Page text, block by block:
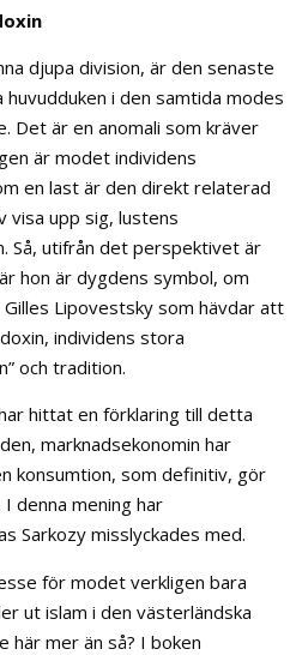
djupa division, är den senaste
i den samtida modes
Det är en anomali som kräver
är modet individens
en last är den direkt relaterad
visa upp sig, lustens
Så, utifrån det perspektivet är
hon är dygdens symbol, om
Lipovestsky som hävdar att
individens stora
och tradition.
hittat en förklaring till detta
marknadsekonomin har
konsumtion, som definitiv, gör
denna mening har
Sarkozy misslyckades med.
för modet verkligen bara
ut islam i den västerländska
här mer än så? I boken